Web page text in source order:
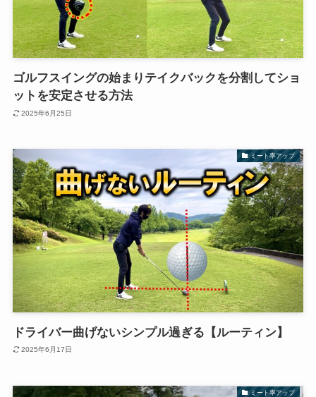
ゴルフスイングの始まりテイクバックを分割してショ
ットを安定させる方法
2025年6月25日
ミート率アップ
ドライバー曲げないシンプル過ぎる【ルーティン】
2025年6月17日
ミート率アップ